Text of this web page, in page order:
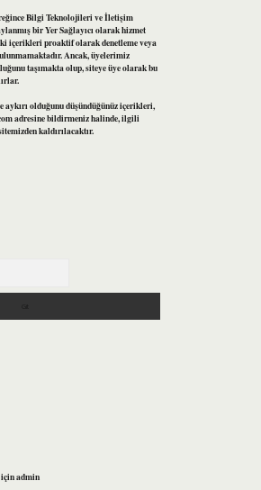
Bilgi Teknolojileri ve İletişim
bir Yer Sağlayıcı olarak hizmet
içerikleri proaktif olarak denetleme veya
Ancak, üyelerimiz
taşımakta olup, siteye üye olarak bu
aykırı olduğunu düşündüğünüz içerikleri,
adresine bildirmeniz halinde, ilgili
kaldırılacaktır.
admin